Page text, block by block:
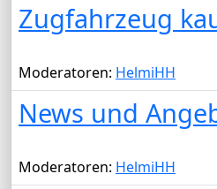
Zugfahrzeug
Moderatoren: HelmiHH
News und
Moderatoren: HelmiHH